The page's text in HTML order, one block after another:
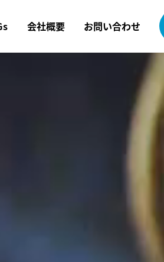
会社概要 お問い合わせ